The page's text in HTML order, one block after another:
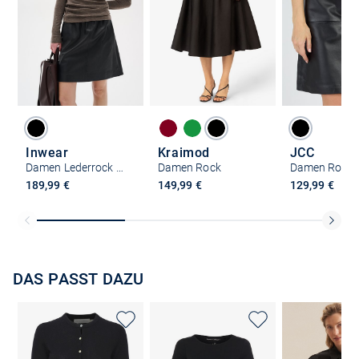
Inwear
189,99 €
Kraimod
Damen Rock
149,99 €
JCC
Damen Rock
129,99 €
DAS PASST DAZU